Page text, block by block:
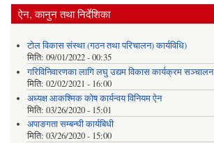
ऐन, कानुन तथा निर्देशिका
टोल विकास संस्था (गठन तथा परिचालन) कार्यविधि)
मिति: 09/01/2022 - 00:35
गरिविनिवारणका लागि लघु उद्यम विकास कार्यक्रम
मिति: 02/02/2021 - 16:00
अध्यक्ष आकश्मिक कोष कार्यन्वय विनियम ऐन
मिति: 03/26/2020 - 15:01
अपाङगता सम्बन्घी कार्यबिधी
मिति: 03/26/2020 - 15:00